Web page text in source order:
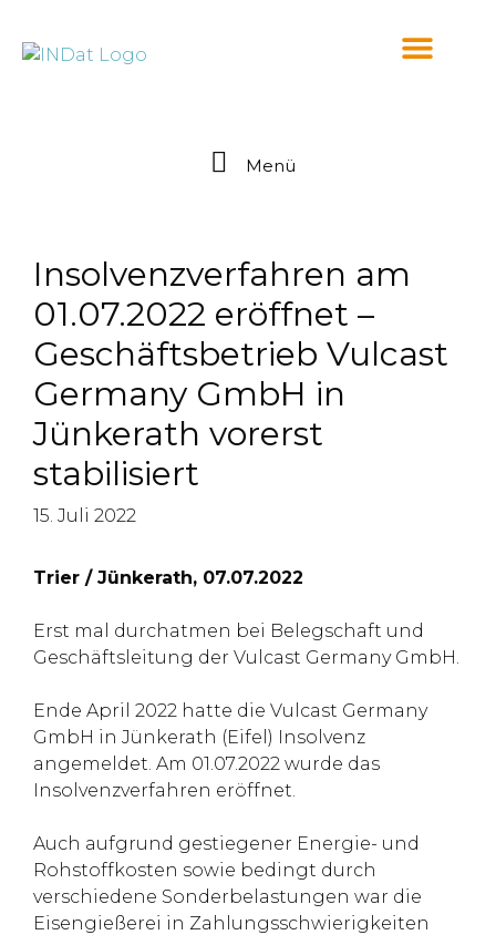
Menü
Insolvenzverfahren am
01.07.2022 eröffnet –
Geschäftsbetrieb Vulcast
Germany GmbH in
Jünkerath vorerst
stabilisiert
15. Juli 2022
Trier / Jünkerath, 07.07.2022
Erst mal durchatmen bei Belegschaft und
Geschäftsleitung der Vulcast Germany GmbH.
Ende April 2022 hatte die Vulcast Germany
GmbH in Jünkerath (Eifel) Insolvenz
angemeldet. Am 01.07.2022 wurde das
Insolvenzverfahren eröffnet.
Auch aufgrund gestiegener Energie- und
Rohstoffkosten sowie bedingt durch
verschiedene Sonderbelastungen war die
Eisengießerei in Zahlungsschwierigkeiten